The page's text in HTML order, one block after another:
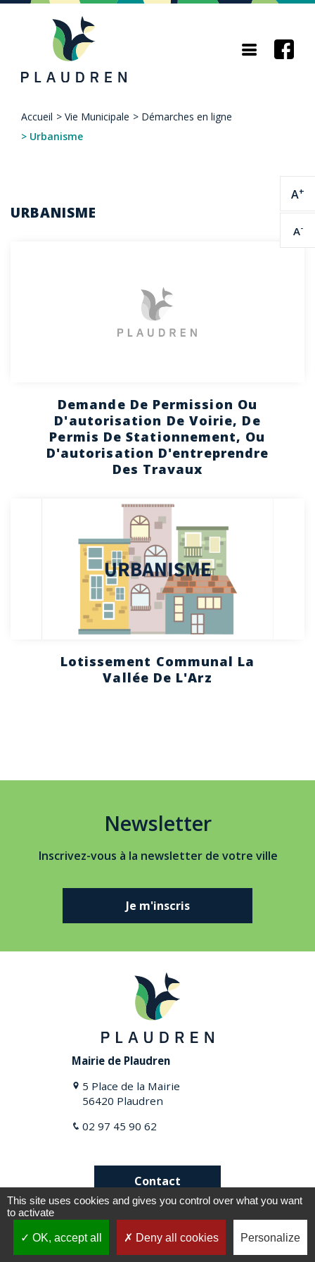
Aller
contenu
principal
A+
A-
Fil
Accueil > Vie Municipale > Démarches en ligne
> Urbanisme
URBANISME
Demande De Permission Ou
D'autorisation De Voirie, De
Permis De Stationnement, Ou
D'autorisation D'entreprendre
Des Travaux
Lotissement Communal La
Vallée De L'Arz
Newsletter
Inscrivez-vous à la newsletter de votre ville
Je m'inscris
Mairie de Plaudren
5 Place de la Mairie
56420 Plaudren
02 97 45 90 62
Contact
Plan du site Mentions légales
This site uses cookies and gives you control over what you want
to activate
OK, accept all Deny all cookies Personalize